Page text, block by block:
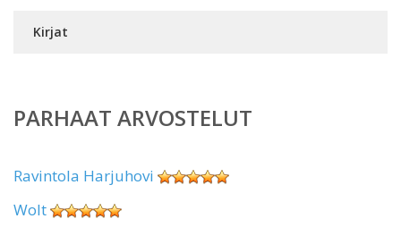
Kirjat
PARHAAT ARVOSTELUT
Ravintola Harjuhovi
Wolt